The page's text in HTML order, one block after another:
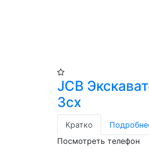
JCB
3cx
Кратко
Посмотреть телефон